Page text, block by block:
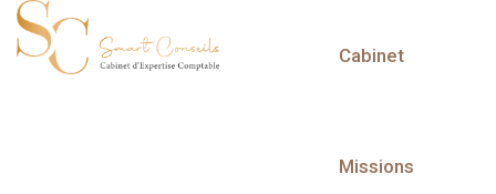
Cabinet
Missions